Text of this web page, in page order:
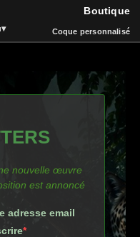
▾
Boutique
Coque personnalisé
nouvelle œuvre
est annoncé
adresse email